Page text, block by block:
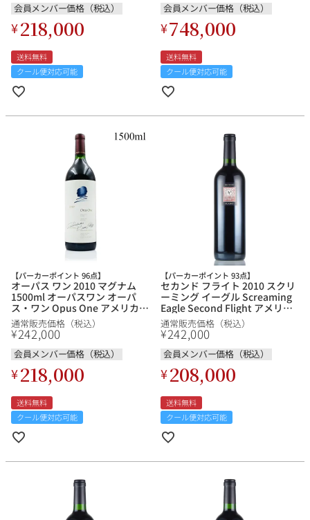
オーパス・ワン
スクリーミング・
イーグル
会員メンバー価格（税込）
¥218,000
送料無料
クール便対応可能
会員メンバー価格（税込）
¥748,000
送料無料
クール便対応可能
【パーカーポイント 96点】
オーパス ワン 2010 マグナム
1500ml オーパスワン オーパ
ス・ワン Opus One アメリカ
カリフォルニア 赤ワイン
通常販売価格（税込）
¥242,000
会員メンバー価格（税込）
¥218,000
送料無料
クール便対応可能
【パーカーポイント 93点】
セカンド フライト 2010 スクリ
ーミング イーグル Screaming
Eagle Second Flight アメリカ
カリフォルニア 赤ワイン
通常販売価格（税込）
¥242,000
会員メンバー価格（税込）
¥208,000
送料無料
クール便対応可能